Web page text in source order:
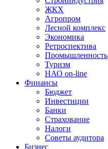
ЖКХ
Агропром
Лесной комплекс
Экономика
Ретроспектива
Промышленность
Туризм
НАО on-line
Финансы
Бюджет
Инвестиции
Банки
Страхование
Налоги
Советы аудитора
Бизнес